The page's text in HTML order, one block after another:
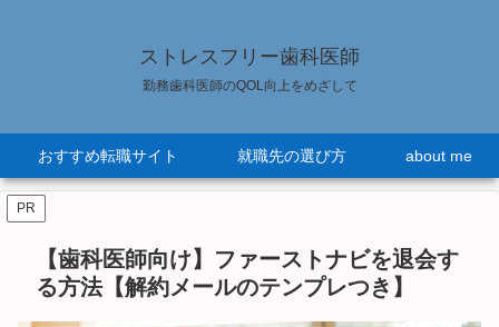
ストレスフリー歯科医師
勤務歯科医師のQOL向上をめざして
おすすめ転職サイト 就職先の選び方 about me
PR
【歯科医師向け】ファーストナビを退会す
る方法【解約メールのテンプレつき】